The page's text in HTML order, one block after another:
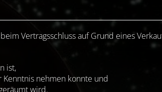
Vertragsschluss auf Grund eines
ist,
nehmen konnte und
wird.